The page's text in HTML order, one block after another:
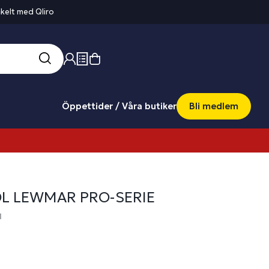
med Qliro
Öppettider / Våra butiker Bli medlem
LEWMAR PRO-SERIE